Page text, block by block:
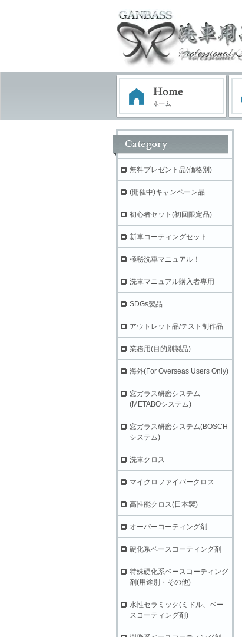
無料プレゼント品(価格別)
(開催中)キャンペーン品
初心者セット(初回限定品)
新車コーティングセット
極秘洗車マニュアル！
洗車マニュアル購入者専用
SDGs製品
アウトレット品/テスト制作品
業務用(目的別製品)
海外(For Overseas Users Only)
窓ガラス研磨システム
(METABOシステム)
窓ガラス研磨システム(BOSCH
システム)
洗車クロス
マイクロファイバークロス
高性能クロス(日本製)
オーバーコーティング剤
硬化系ベースコーティング剤
特殊硬化系ベースコーティング
剤(用途別・その他)
水性セラミック(ミドル、ベー
スコーティング剤)